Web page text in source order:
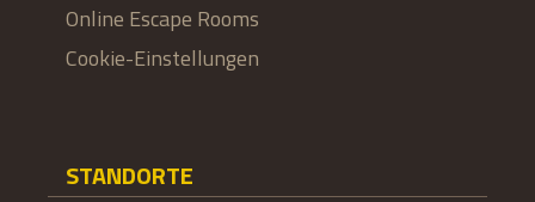
Online Escape Rooms
Cookie-Einstellungen
STANDORTE